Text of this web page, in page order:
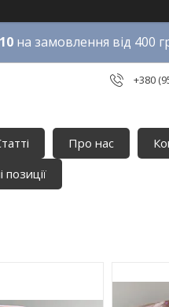
на замовлення від 400
+380
Про нас
позиції